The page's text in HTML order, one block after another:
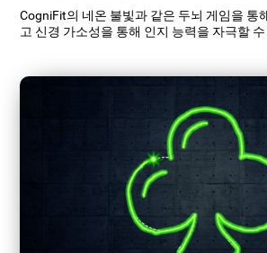
CogniFit의 네온 불빛과 같은 두뇌 게임을 통
고 신경 가소성을 통해 인지 능력을 자극할